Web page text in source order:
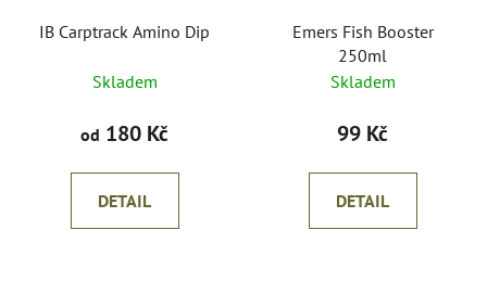
IB Carptrack Amino Dip
Skladem
od 180 Kč
DETAIL
Emers Fish Booster
250ml
Skladem
99 Kč
DETAIL